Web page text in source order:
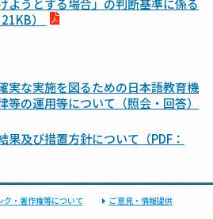
ようとする場合」の判断基準に係る
）
実な実施を図るための日本語教育機
等の運用等について（照会・回答）
及び措置方針について（PDF：
ク・著作権等について ご意見・情報提供